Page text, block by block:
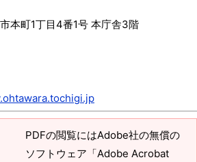
本町1丁目4番1号 本庁舎3階
PDFの閲覧にはAdobe社の無償の
ソフトウェア「Adobe Acrobat